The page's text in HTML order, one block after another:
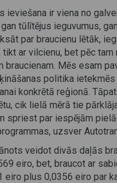
ieviešana ir viena no
tūlītējus ieguvumus,
par braucienu lētāk,
ar vilcienu, bet pēc
Mēs esam
politika
konkrētā reģionā.
cik lielā mērā tie
spriest par iespējām
uzsver
veidot divās daļās
eiro, bet, braucot ar
eiro plus 0,0356 eiro par